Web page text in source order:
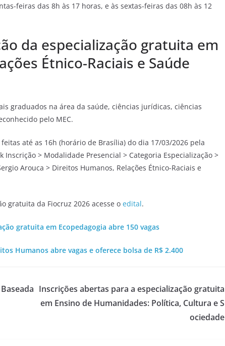
feiras das 8h às 17 horas, e às sextas-feiras das 08h às 12
da especialização gratuita em
Étnico-Raciais e Saúde
graduados na área da saúde, ciências jurídicas, ciências
pelo MEC.
até as 16h (horário de Brasília) do dia 17/03/2026 pela
Inscrição > Modalidade Presencial > Categoria Especialização >
Arouca > Direitos Humanos, Relações Étnico-Raciais e
gratuita da Fiocruz 2026 acesse o edital.
gratuita em Ecopedagogia abre 150 vagas
Humanos abre vagas e oferece bolsa de R$ 2.400
Inscrições abertas para a especialização gratuita
em Ensino de Humanidades: Política, Cultura e S
ociedade